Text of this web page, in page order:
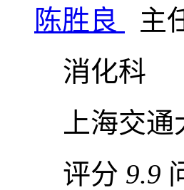
陈胜良
主
消化科
上海交
评分 9.9